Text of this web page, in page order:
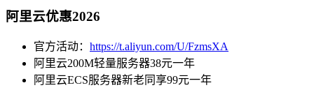
阿里云优惠2026
官方活动： https://t.aliyun.com/U/FzmsXA
阿里云200M轻量服务器38元一年
阿里云ECS服务器新老同享99元一年